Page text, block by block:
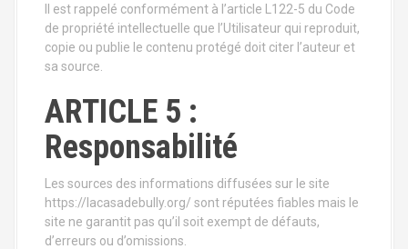
Il est rappelé conformément à l’article L122-5 du Code
de propriété intellectuelle que l’Utilisateur qui reproduit,
copie ou publie le contenu protégé doit citer l’auteur et
sa source.
ARTICLE 5 :
Responsabilité
Les sources des informations diffusées sur le site
https://lacasadebully.org/ sont réputées fiables mais le
site ne garantit pas qu’il soit exempt de défauts,
d’erreurs ou d’omissions.